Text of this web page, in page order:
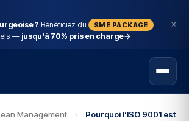
? Bénéficiez du SME PACKAGE
— jusqu'à 70% pris en charge→
Management ›
Pourquoi l’ISO 9001 est